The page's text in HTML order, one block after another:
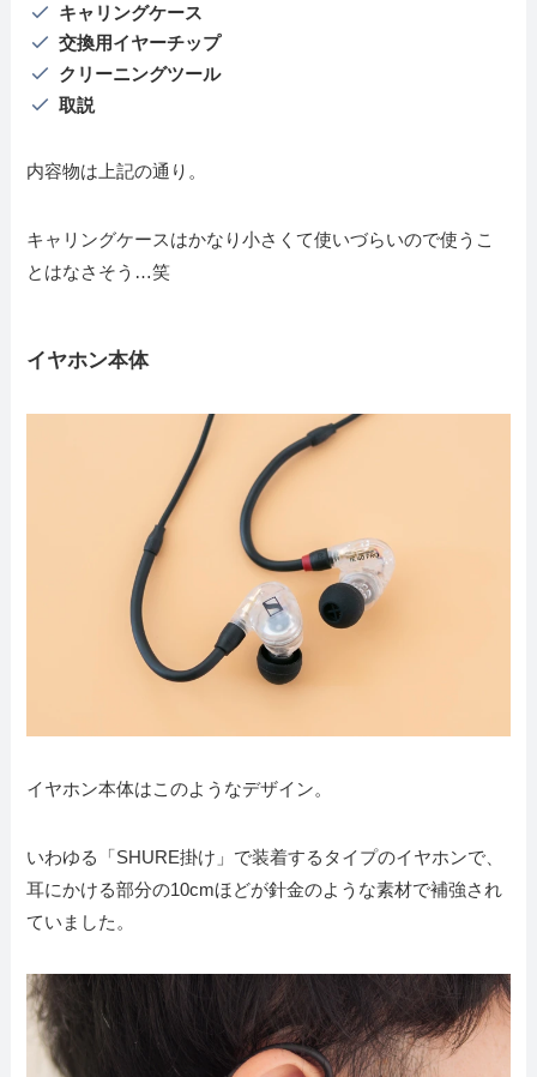
キャリングケース
交換用イヤーチップ
クリーニングツール
取説
内容物は上記の通り。
キャリングケースはかなり小さくて使いづらいので使うこ
とはなさそう…笑
イヤホン本体
イヤホン本体はこのようなデザイン。
いわゆる「SHURE掛け」で装着するタイプのイヤホンで、
耳にかける部分の10cmほどが針金のような素材で補強され
ていました。